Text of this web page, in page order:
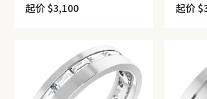
起价 $3,100 起价